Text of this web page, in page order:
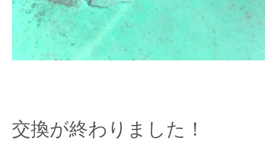
交換が終わりました！